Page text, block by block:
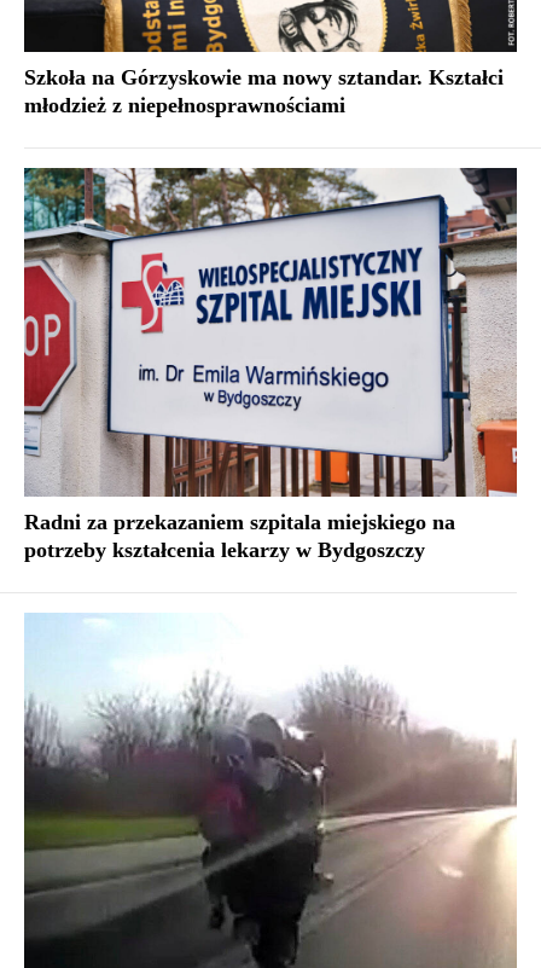
Szkoła na Górzyskowie ma nowy sztandar. Kształci
młodzież z niepełnosprawnościami
Radni za przekazaniem szpitala miejskiego na
potrzeby kształcenia lekarzy w Bydgoszczy